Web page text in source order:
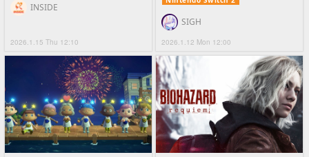
2026.1.15 Thu 12:10
INSIDE
2026.1.12 Mon 12:00
SIGH